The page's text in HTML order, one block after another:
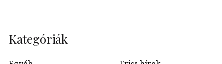
Kategóriák